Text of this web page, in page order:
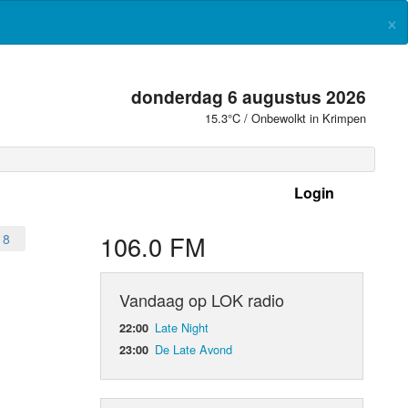
×
donderdag 6 augustus 2026
15.3°C / Onbewolkt in Krimpen
Login
106.0 FM
Vandaag op LOK radio
22:00 Late Night
23:00 De Late Avond